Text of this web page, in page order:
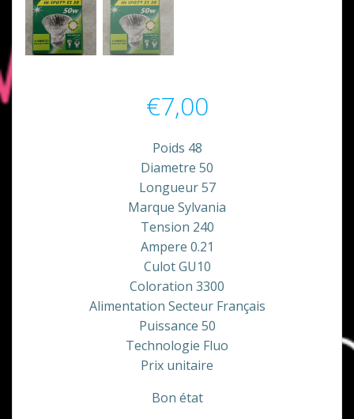
€7,00
Poids 48
Diametre 50
Longueur 57
Marque Sylvania
Tension 240
Ampere 0.21
Culot GU10
Coloration 3300
Alimentation Secteur Français
Puissance 50
Technologie Fluo
Prix unitaire
Bon état